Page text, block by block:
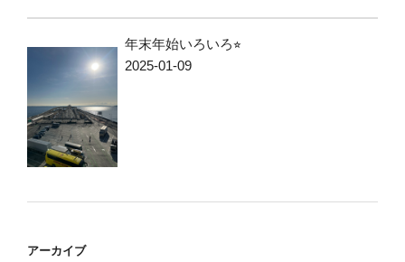
年末年始いろいろ⭐︎
2025-01-09
アーカイブ